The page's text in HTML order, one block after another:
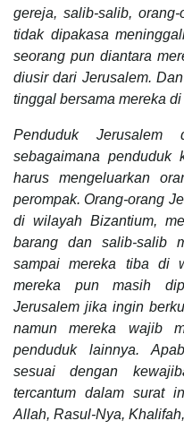
gereja, salib-salib,
tidak dipakasa
seorang pun diantara
diusir dari Jerusalem.
tinggal bersama mereka
Penduduk Jerusalem
sebagaimana penduduk
harus mengeluarkan
perompak. Orang-orang
di wilayah Bizantium,
barang dan salib-salib
sampai mereka tiba di
mereka pun masih
Jerusalem jika ingin
namun mereka wajib
penduduk lainnya.
sesuai dengan
tercantum dalam surat
Allah, Rasul-Nya,